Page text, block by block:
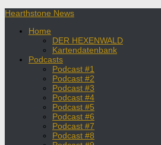
Hearthstone News
Home
DER HEXENWALD
Kartendatenbank
Podcasts
Podcast #1
Podcast #2
Podcast #3
Podcast #4
Podcast #5
Podcast #6
Podcast #7
Podcast #8